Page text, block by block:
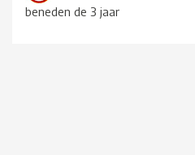
beneden de 3 jaar